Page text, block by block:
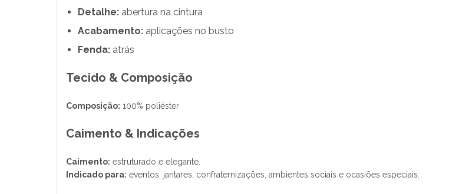
Detalhe: abertura na cintura
Acabamento: aplicações no busto
Fenda: atrás
Tecido & Composição
Composição: 100% poliéster
Caimento & Indicações
Caimento: estruturado e elegante.
Indicado para: eventos, jantares, confraternizações, ambientes sociais e ocasiões especiais.